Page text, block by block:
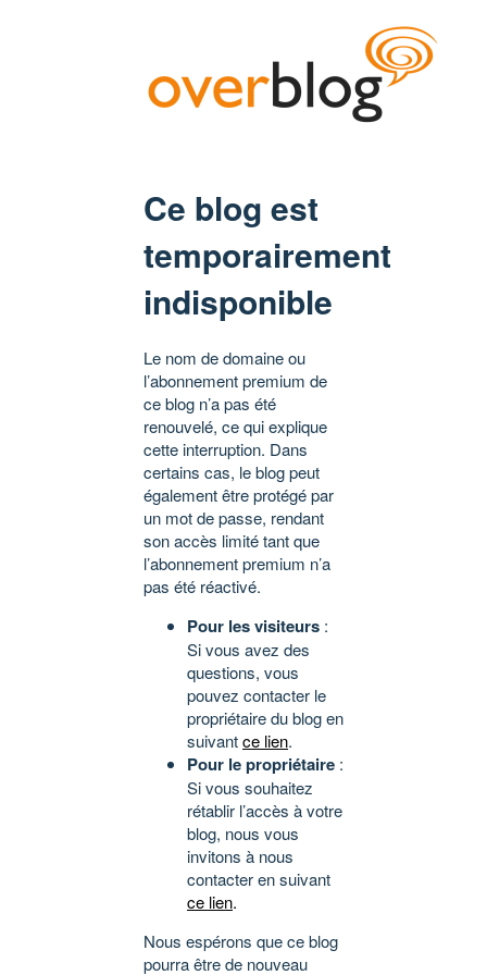
Ce blog est
temporairement
indisponible
Le nom de domaine ou
l’abonnement premium de
ce blog n’a pas été
renouvelé, ce qui explique
cette interruption. Dans
certains cas, le blog peut
également être protégé par
un mot de passe, rendant
son accès limité tant que
l’abonnement premium n’a
pas été réactivé.
Pour les visiteurs :
Si vous avez des
questions, vous
pouvez contacter le
propriétaire du blog en
suivantce lien.
Pour le propriétaire :
Si vous souhaitez
rétablir l’accès à votre
blog, nous vous
invitons à nous
contacter en suivant
ce lien.
Nous espérons que ce blog
pourra être de nouveau